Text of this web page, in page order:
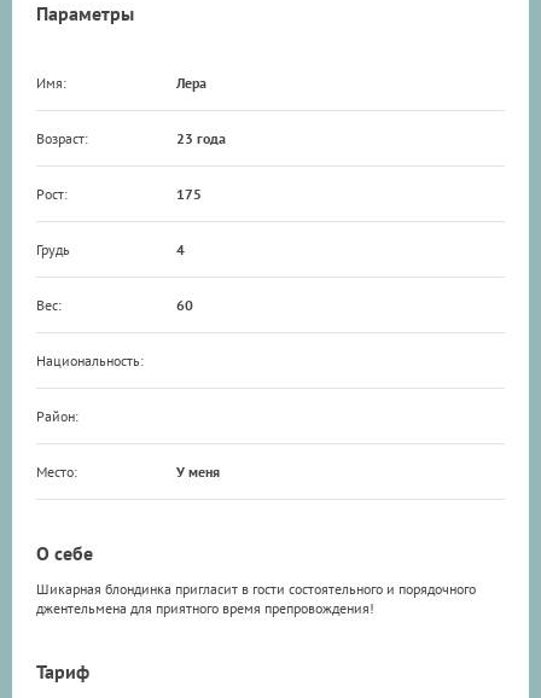
Параметры
Имя: Лера
Возраст: 23 года
Рост: 175
Грудь 4
Вес: 60
Национальность:
Район:
Место: У меня
О себе
Шикарная блондинка пригласит в гости состоятельного и порядочного
джентельмена для приятного время препровождения!
Тариф